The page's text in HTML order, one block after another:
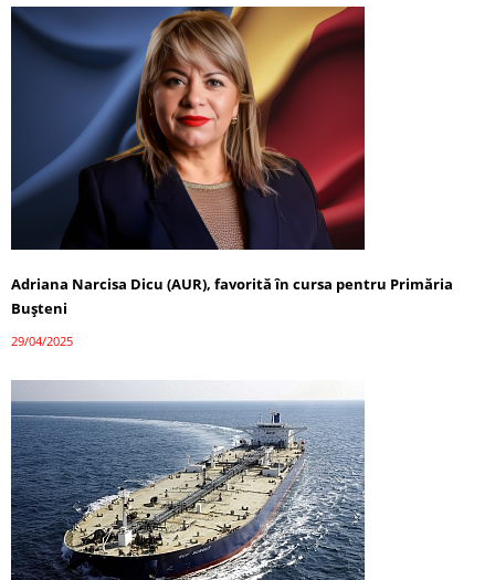
Adriana Narcisa Dicu (AUR), favorită în cursa pentru Primăria
Bușteni
29/04/2025